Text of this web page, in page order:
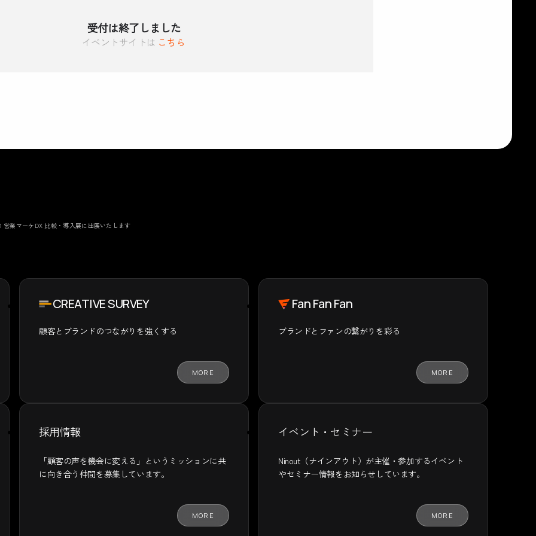
受付は終了しました
イベントサイトは こちら
業マーケDX 比較・導入展に出展いたします
CREATIVE SURVEY
顧客とブランドのつながりを強くする
MORE
Fan Fan Fan
ブランドとファンの繋がりを彩る
MORE
採用情報
「顧客の声を機会に変える」というミッションに共
に向き合う仲間を募集しています。
MORE
イベント・セミナー
Ninout（ナインアウト）が主催・参加するイベント
やセミナー情報をお知らせしています。
MORE